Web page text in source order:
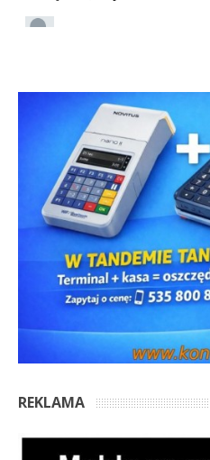
REKLAMA